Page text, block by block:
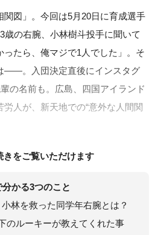
図」。今回は5月20日に育成選手
歳の右腕、小林樹斗投手に聞いて
たら、俺マジで1人でした」。そ
――。入団決定直後にインスタグ
の名前も。広島、四国アイランド
人が、新天地での“意外な人間関
きをご覧いただけます
かる3つのこと
林を救った同学年右腕とは？
のルーキーが教えてくれた事